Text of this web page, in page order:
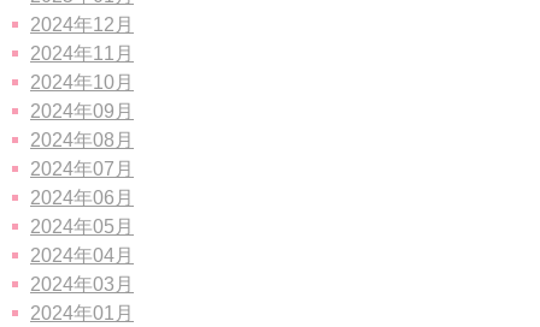
2024年12月
2024年11月
2024年10月
2024年09月
2024年08月
2024年07月
2024年06月
2024年05月
2024年04月
2024年03月
2024年01月